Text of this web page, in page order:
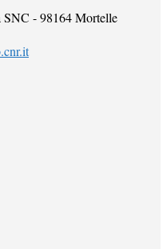
- 98164 Mortelle